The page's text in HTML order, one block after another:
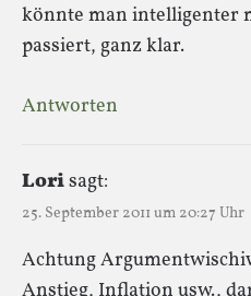
könnte man intelligenter
passiert, ganz klar.
Antworten
Lorisagt:
25. September 2011 um 20:27 Uhr
Achtung